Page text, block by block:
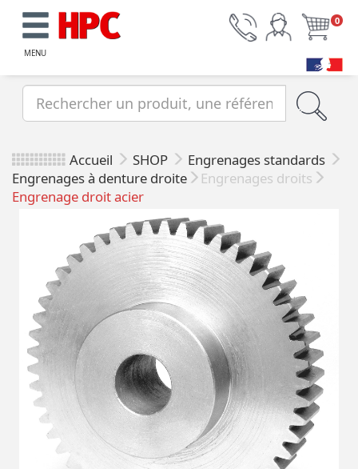
MENU
0
Accueil SHOP
Engrenages standards
Engrenages à denture droite
Engrenages droits
Engrenage droit acier